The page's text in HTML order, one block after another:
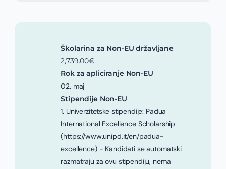
Školarina za Non-EU državljane
2,739.00€
Rok za apliciranje Non-EU
02. maj
Stipendije Non-EU
1. Univerzitetske stipendije: Padua
International Excellence Scholarship
(https://www.unipd.it/en/padua-
excellence) - Kandidati se automatski
razmatraju za ovu stipendiju, nema